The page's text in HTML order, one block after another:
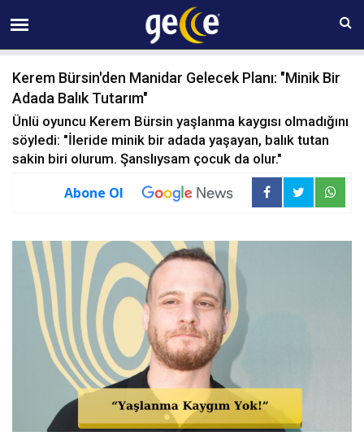
07 AĞUSTOS Cuma 11:15
Kerem Bürsin'den Manidar Gelecek Planı: "Minik Bir
Adada Balık Tutarım"
Ünlü oyuncu Kerem Bürsin yaşlanma kaygısı olmadığını
söyledi: "İleride minik bir adada yaşayan, balık tutan
sakin biri olurum. Şanslıysam çocuk da olur."
Abone Ol